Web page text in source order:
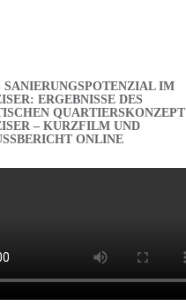
SANIERUNGSPOTENZIAL IM H
ERGEBNISSE DES E
QUARTIERSKONZEPT H
– KURZFILM UND A
ONLINE